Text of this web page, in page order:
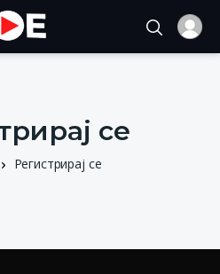
се
Регистрирај се